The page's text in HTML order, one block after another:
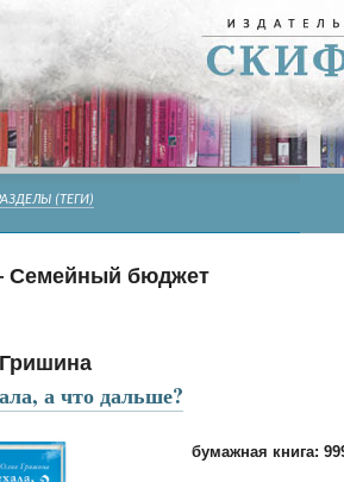
(ТЕГИ)
бюджет
а что дальше?
бумажная книга: